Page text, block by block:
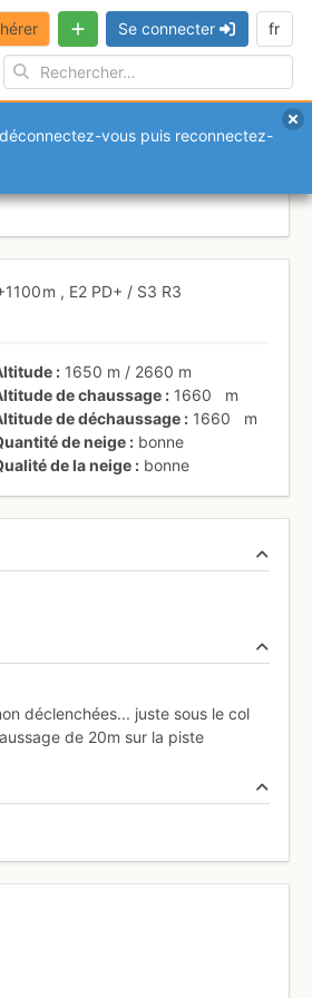
Se connecter fr
vous puis reconnectez-
Tòrt > Port de
m , E2 PD+ / S3 R3
1650 m / 2660 m
de chaussage
1660
m
de déchaussage
1660
m
de neige
bonne
de la neige
bonne
déclenchées... juste sous le col
de 20m sur la piste